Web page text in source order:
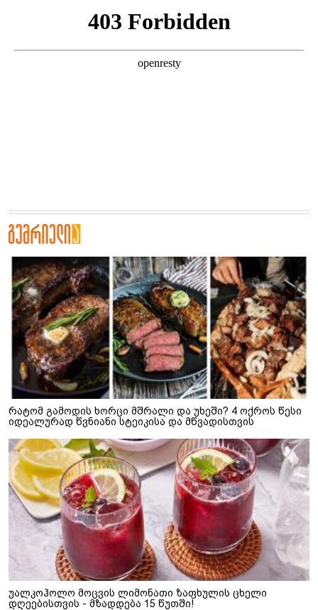
რატომ გამოდის ხორცი მშრალი და უხეში? 4 ოქროს წესი
იდეალურად წვნიანი სტეიკისა და მწვადისთვის
უალკოჰოლო მოცვის ლიმონათი ზაფხულის ცხელი
დღეებისთვის - მზადდება 15 წუთში!